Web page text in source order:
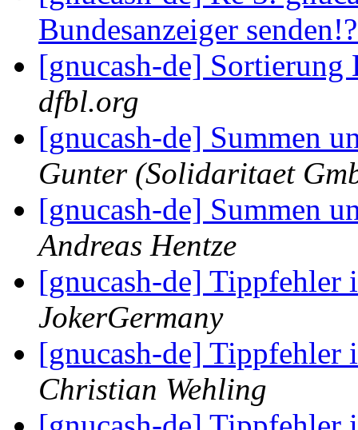
Bundesanzeiger
[gnucash-de]
dfbl.org
[gnucash-de] Summen
Gunter (Solidaritaet
[gnucash-de] Summen
Andreas Hentze
[gnucash-de] Tippfehler
JokerGermany
[gnucash-de] Tippfehler
Christian Wehling